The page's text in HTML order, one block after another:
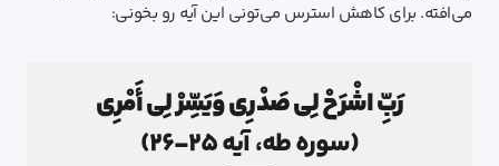
می‌افته. برای کاهش استرس می‌تونی این آیه رو بخونی:
رَبِّ اشْرَحْ لِي صَدْرِي وَيَسِّرْ لِي أَمْرِي
(سوره طه، آیه ۲۵-۲۶)